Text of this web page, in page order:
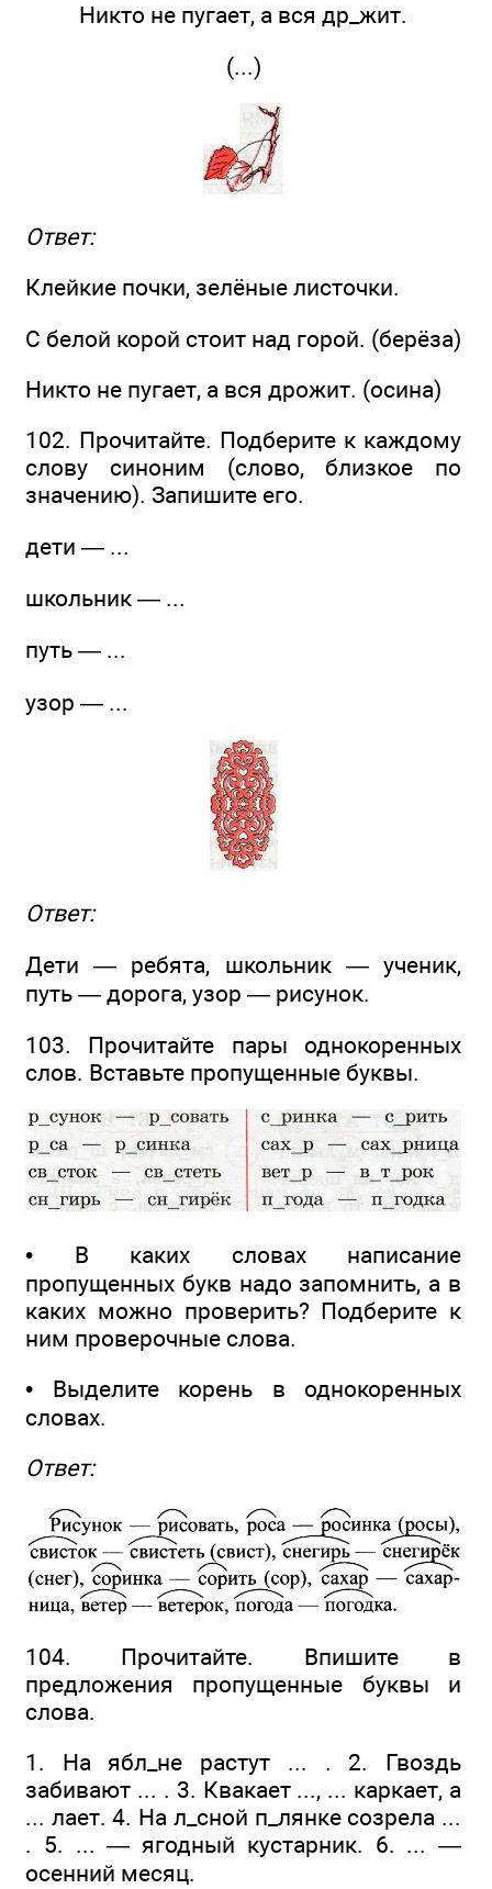
Никто не пугает, а вся др_жит.
(...)
Ответ:
Клейкие почки, зелёные листочки.
С белой корой стоит над горой. (берёза)
Никто не пугает, а вся дрожит. (осина)
102. Прочитайте. Подберите к каждому
слову синоним (слово, близкое по
значению). Запишите его.
дети — ...
школьник — ...
путь — ...
узор — ...
Ответ:
Дети — ребята, школьник — ученик,
путь — дорога, узор — рисунок.
103. Прочитайте пары однокоренных
слов. Вставьте пропущенные буквы.
• В каких словах написание
пропущенных букв надо запомнить, а в
каких можно проверить? Подберите к
ним проверочные слова.
• Выделите корень в однокоренных
словах.
Ответ:
104. Прочитайте. Впишите в
предложения пропущенные буквы и
слова.
1. На ябл_не растут ... . 2. Гвоздь
забивают ... . 3. Квакает ..., ... каркает, а
... лает. 4. На л_сной п_лянке созрела ...
. 5. ... — ягодный кустарник. 6. ... —
осенний месяц.